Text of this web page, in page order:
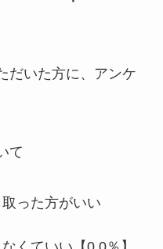
だいた方に、アンケ
て
った方がいい